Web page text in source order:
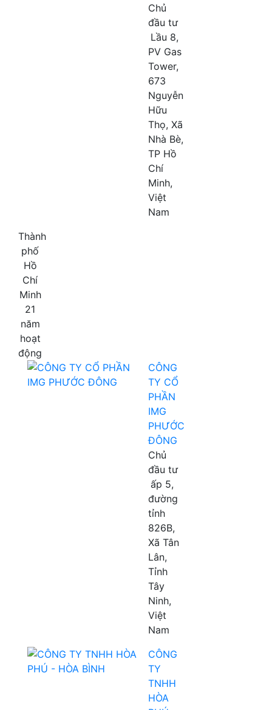
Chủ
đầu tư
Lầu 8,
PV Gas
Tower,
673
Nguyễn
Hữu
Thọ, Xã
Nhà Bè,
TP Hồ
Chí
Minh,
Việt
Nam
Thành
phố
Hồ
Chí
Minh
21
năm
hoạt
động
CÔNG
TY CỔ
PHẦN
IMG
PHƯỚC
ĐÔNG
Chủ
đầu tư
ấp 5,
đường
tỉnh
826B,
Xã Tân
Lân,
Tỉnh
Tây
Ninh,
Việt
Nam
CÔNG
TY
TNHH
HÒA